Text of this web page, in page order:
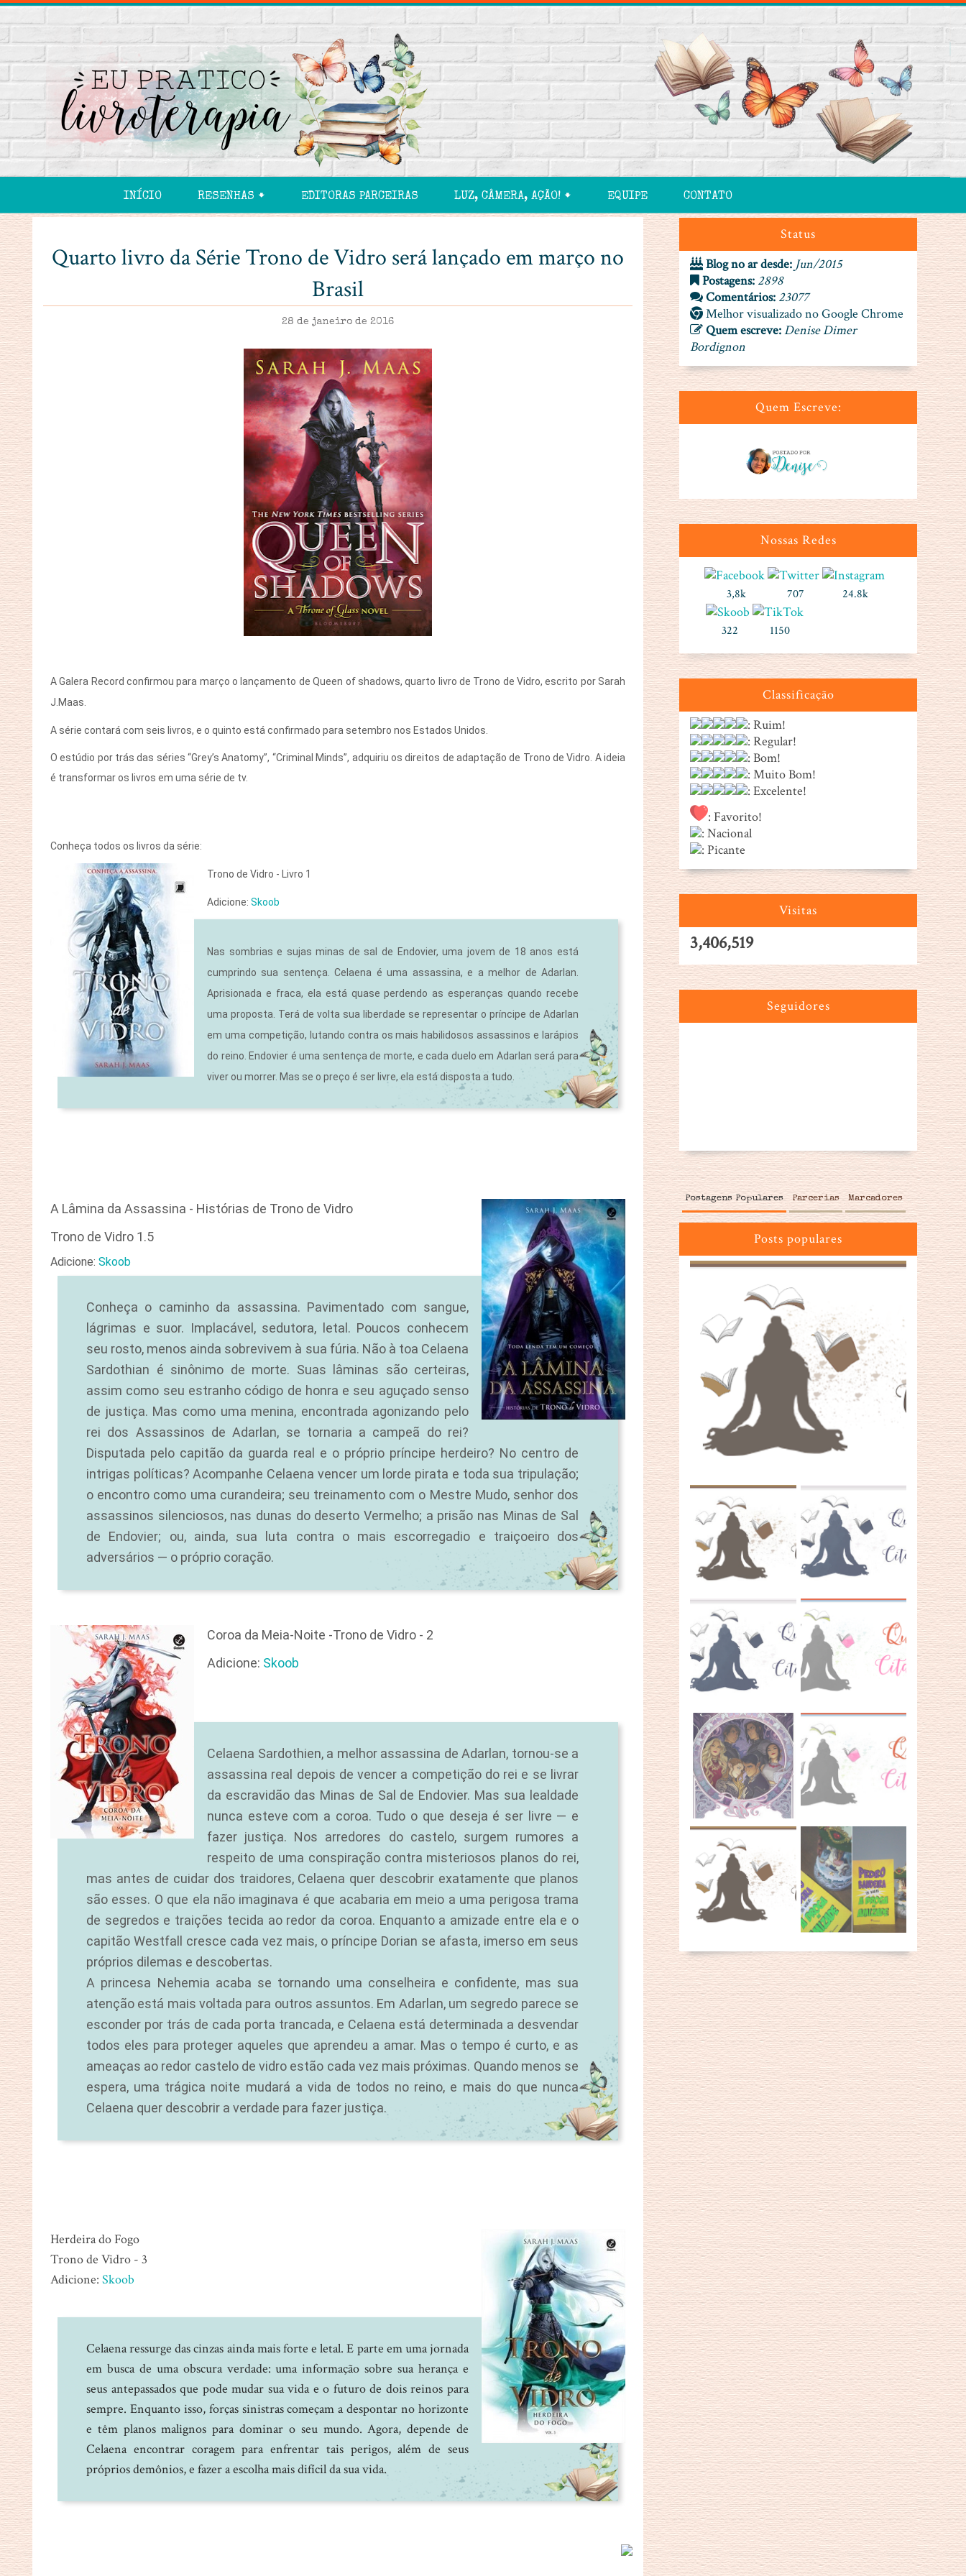
INÍCIO RESENHAS 🠻 EDITORAS PARCEIRAS LUZ, CÂMERA, AÇÃO! 🠻 EQUIPE CONTATO
Quarto livro da Série Trono de Vidro será lançado em março no
Brasil
28 de janeiro de 2016
A Galera Record confirmou para março o lançamento de Queen of shadows, quarto livro de Trono de Vidro, escrito por Sarah
J.Maas.
A série contará com seis livros, e o quinto está confirmado para setembro nos Estados Unidos.
O estúdio por trás das séries “Grey’s Anatomy”, “Criminal Minds”, adquiriu os direitos de adaptação de Trono de Vidro. A ideia
é transformar os livros em uma série de tv.
Conheça todos os livros da série:
Trono de Vidro - Livro 1
Adicione: Skoob
Nas sombrias e sujas minas de sal de Endovier, uma jovem de 18 anos está
cumprindo sua sentença. Celaena é uma assassina, e a melhor de Adarlan.
Aprisionada e fraca, ela está quase perdendo as esperanças quando recebe
uma proposta. Terá de volta sua liberdade se representar o príncipe de Adarlan
em uma competição, lutando contra os mais habilidosos assassinos e larápios
do reino. Endovier é uma sentença de morte, e cada duelo em Adarlan será para
viver ou morrer. Mas se o preço é ser livre, ela está disposta a tudo.
A Lâmina da Assassina - Histórias de Trono de Vidro
Trono de Vidro 1.5
Adicione: Skoob
Conheça o caminho da assassina. Pavimentado com sangue,
lágrimas e suor. Implacável, sedutora, letal. Poucos conhecem
seu rosto, menos ainda sobrevivem à sua fúria. Não à toa Celaena
Sardothian é sinônimo de morte. Suas lâminas são certeiras,
assim como seu estranho código de honra e seu aguçado senso
de justiça. Mas como uma menina, encontrada agonizando pelo
rei dos Assassinos de Adarlan, se tornaria a campeã do rei?
Disputada pelo capitão da guarda real e o próprio príncipe herdeiro? No centro de
intrigas políticas?Acompanhe Celaena vencer um lorde pirata e toda sua tripulação;
o encontro como uma curandeira; seu treinamento com o Mestre Mudo, senhor dos
assassinos silenciosos, nas dunas do deserto Vermelho; a prisão nas Minas de Sal
de Endovier; ou, ainda, sua luta contra o mais escorregadio e traiçoeiro dos
adversários — o próprio coração.
Coroa da Meia-Noite -Trono de Vidro - 2
Adicione: Skoob
Celaena Sardothien, a melhor assassina de Adarlan, tornou-se a
assassina real depois de vencer a competição do rei e se livrar
da escravidão das Minas de Sal de Endovier. Mas sua lealdade
nunca esteve com a coroa. Tudo o que deseja é ser livre — e
fazer justiça. Nos arredores do castelo, surgem rumores a
respeito de uma conspiração contra misteriosos planos do rei,
mas antes de cuidar dos traidores, Celaena quer descobrir exatamente que planos
são esses. O que ela não imaginava é que acabaria em meio a uma perigosa trama
de segredos e traições tecida ao redor da coroa. Enquanto a amizade entre ela e o
capitão Westfall cresce cada vez mais, o príncipe Dorian se afasta, imerso em seus
próprios dilemas e descobertas.
A princesa Nehemia acaba se tornando uma conselheira e confidente, mas sua
atenção está mais voltada para outros assuntos. Em Adarlan, um segredo parece se
esconder por trás de cada porta trancada, e Celaena está determinada a desvendar
todos eles para proteger aqueles que aprendeu a amar. Mas o tempo é curto, e as
ameaças ao redor castelo de vidro estão cada vez mais próximas. Quando menos se
espera, uma trágica noite mudará a vida de todos no reino, e mais do que nunca
Celaena quer descobrir a verdade para fazer justiça.
Herdeira do Fogo
Trono de Vidro - 3
Adicione: Skoob
Celaena ressurge das cinzas ainda mais forte e letal. E parte em uma jornada
em busca de uma obscura verdade: uma informação sobre sua herança e
seus antepassados que pode mudar sua vida e o futuro de dois reinos para
sempre. Enquanto isso, forças sinistras começam a despontar no horizonte
e têm planos malignos para dominar o seu mundo. Agora, depende de
Celaena encontrar coragem para enfrentar tais perigos, além de seus
próprios demônios, e fazer a escolha mais difícil da sua vida.
Status
Blog no ar desde: Jun/2015
Postagens: 2898
Comentários: 23077
Melhor visualizado no Google Chrome
Quem escreve:Denise Dimer
Bordignon
Quem Escreve:
Nossas Redes
3,8k 707 24.8k
322 1150
Classificação
: Ruim!
: Regular!
: Bom!
: Muito Bom!
: Excelente!
: Favorito!
: Nacional
: Picante
Visitas
3,406,519
Seguidores
Postagens Populares Parcerias Marcadores
Posts populares